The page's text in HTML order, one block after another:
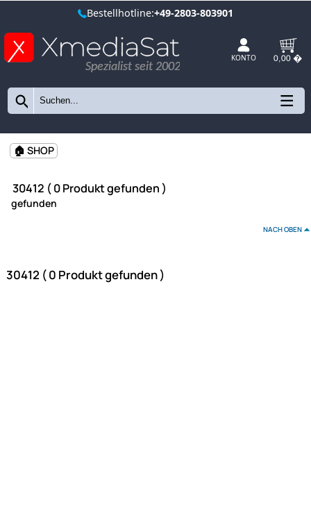
Bestellhotline:+49-2803-803901
Spezialist seit 2002
30412 ( 0 Produkt gefunden )